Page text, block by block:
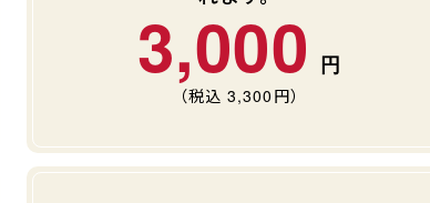
3,000
（税込 3,300 円）